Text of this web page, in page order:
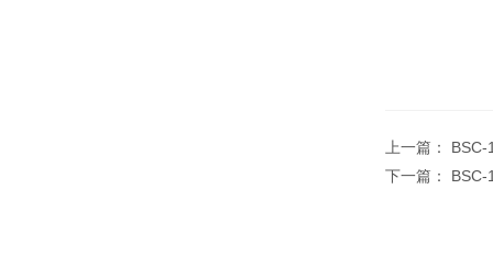
上一篇： BSC-
下一篇： BSC-